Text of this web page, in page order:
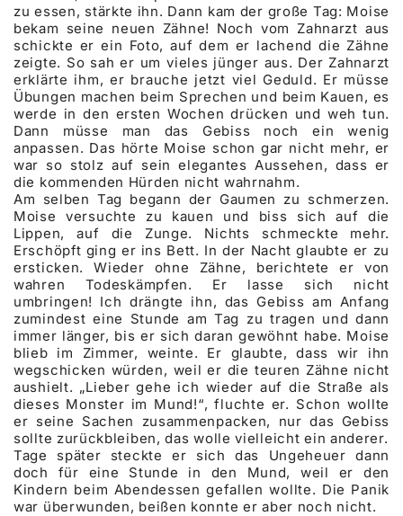
zu essen, stärkte ihn. Dann kam der große Tag: Moise
bekam seine neuen Zähne! Noch vom Zahnarzt aus
schickte er ein Foto, auf dem er lachend die Zähne
zeigte. So sah er um vieles jünger aus. Der Zahnarzt
erklärte ihm, er brauche jetzt viel Geduld. Er müsse
Übungen machen beim Sprechen und beim Kauen, es
werde in den ersten Wochen drücken und weh tun.
Dann müsse man das Gebiss noch ein wenig
anpassen. Das hörte Moise schon gar nicht mehr, er
war so stolz auf sein elegantes Aussehen, dass er
die kommenden Hürden nicht wahrnahm.
Am selben Tag begann der Gaumen zu schmerzen.
Moise versuchte zu kauen und biss sich auf die
Lippen, auf die Zunge. Nichts schmeckte mehr.
Erschöpft ging er ins Bett. In der Nacht glaubte er zu
ersticken. Wieder ohne Zähne, berichtete er von
wahren Todeskämpfen. Er lasse sich nicht
umbringen! Ich drängte ihn, das Gebiss am Anfang
zumindest eine Stunde am Tag zu tragen und dann
immer länger, bis er sich daran gewöhnt habe. Moise
blieb im Zimmer, weinte. Er glaubte, dass wir ihn
wegschicken würden, weil er die teuren Zähne nicht
aushielt. „Lieber gehe ich wieder auf die Straße als
dieses Monster im Mund!“, fluchte er. Schon wollte
er seine Sachen zusammenpacken, nur das Gebiss
sollte zurückbleiben, das wolle vielleicht ein anderer.
Tage später steckte er sich das Ungeheuer dann
doch für eine Stunde in den Mund, weil er den
Kindern beim Abendessen gefallen wollte. Die Panik
war überwunden, beißen konnte er aber noch nicht.